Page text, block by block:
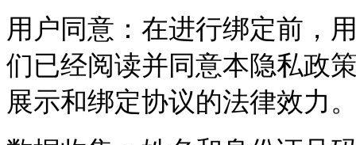
用户同意：在进行绑定前，
们已经阅读并同意本隐私政
展示和绑定协议的法律效力